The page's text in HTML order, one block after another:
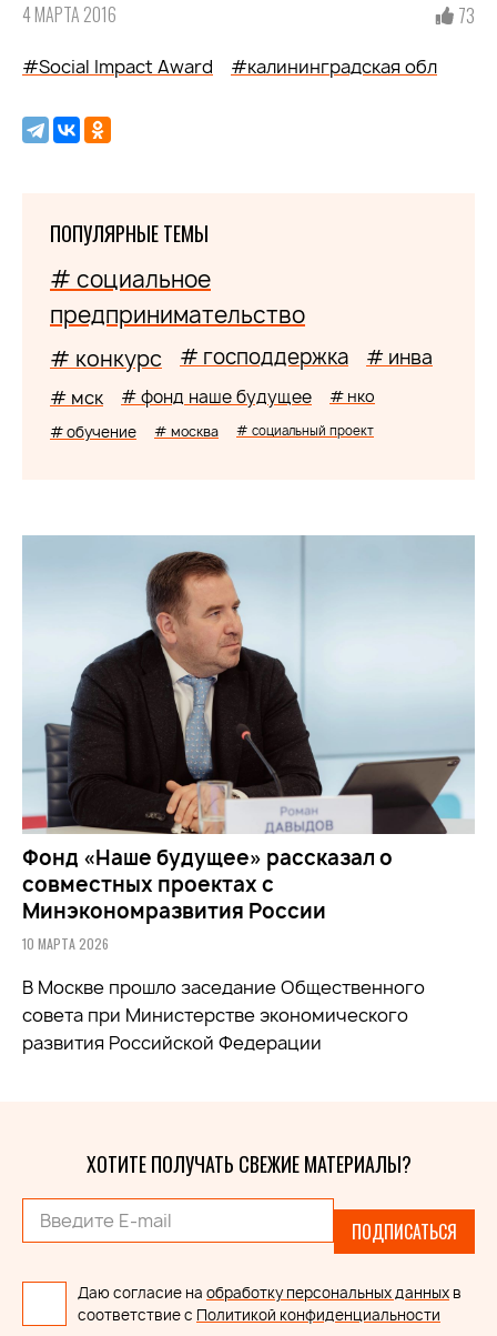
4 МАРТА 2016 73
#Social Impact Award #калининградская обл
ПОПУЛЯРНЫЕ ТЕМЫ
# социальное
предпринимательство
# конкурс # господдержка # инва
# мск # фонд наше будущее # нко
# обучение # москва # социальный проект
Фонд «Наше будущее» рассказал о
совместных проектах с
Минэкономразвития России
10 МАРТА 2026
В Москве прошло заседание Общественного
совета при Министерстве экономического
развития Российской Федерации
ХОТИТЕ ПОЛУЧАТЬ СВЕЖИЕ МАТЕРИАЛЫ?
ПОДПИСАТЬСЯ
Даю согласие на обработку персональных данных в
соответствие с Политикой конфиденциальности